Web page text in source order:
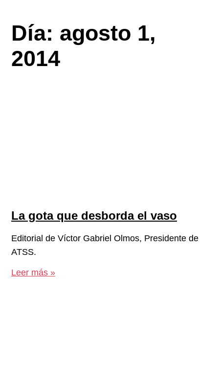
Día: agosto 1,
2014
La gota que desborda el vaso
Editorial de Víctor Gabriel Olmos, Presidente de
ATSS.
Leer más »